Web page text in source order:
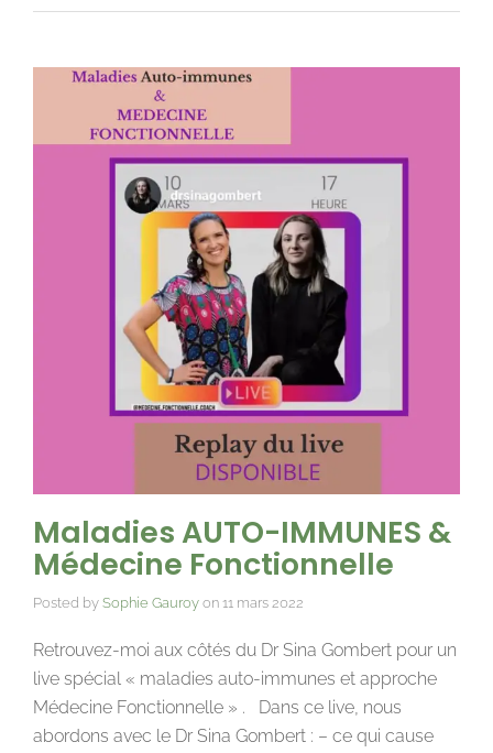
Maladies AUTO-IMMUNES &
Médecine Fonctionnelle
Posted by Sophie Gauroy on 11 mars 2022
Retrouvez-moi aux côtés du Dr Sina Gombert pour un
live spécial « maladies auto-immunes et approche
Médecine Fonctionnelle » . Dans ce live, nous
abordons avec le Dr Sina Gombert : – ce qui cause